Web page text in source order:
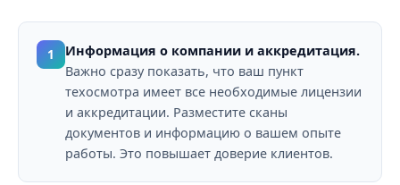
1
Информация о компании и аккредитация.
Важно сразу показать, что ваш пункт
техосмотра имеет все необходимые лицензии
и аккредитации. Разместите сканы
документов и информацию о вашем опыте
работы. Это повышает доверие клиентов.